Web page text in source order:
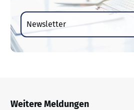
Newsletter
Weitere Meldungen